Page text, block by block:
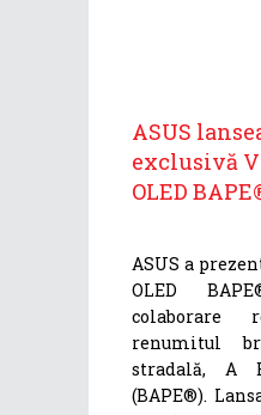
ASUS
exclusivă
OLED
ASUS a
OLED
colaborare
renumitul
stradală, A
(BAPE®).